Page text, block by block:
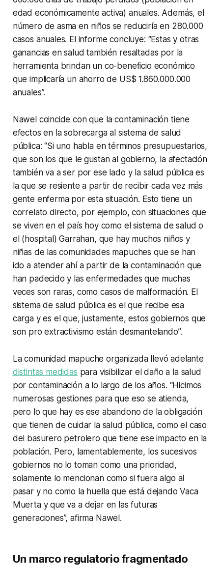
edad económicamente activa) anuales. Además, el
número de asma en niños se reduciría en 280.000
casos anuales. El informe concluye: “Estas y otras
ganancias en salud también resaltadas por la
herramienta brindan un co-beneficio económico
que implicaría un ahorro de US$ 1.860.000.000
anuales”.
Nawel coincide con que la contaminación tiene
efectos en la sobrecarga al sistema de salud
pública: “Si uno habla en términos presupuestarios,
que son los que le gustan al gobierno, la afectación
también va a ser por ese lado y la salud pública es
la que se resiente a partir de recibir cada vez más
gente enferma por esta situación. Esto tiene un
correlato directo, por ejemplo, con situaciones que
se viven en el país hoy como el sistema de salud o
el (hospital) Garrahan, que hay muchos niños y
niñas de las comunidades mapuches que se han
ido a atender ahí a partir de la contaminación que
han padecido y las enfermedades que muchas
veces son raras, como casos de malformación. El
sistema de salud pública es el que recibe esa
carga y es el que, justamente, estos gobiernos que
son pro extractivismo están desmantelando”.
La comunidad mapuche organizada llevó adelante
distintas medidas para visibilizar el daño a la salud
por contaminación a lo largo de los años. “Hicimos
numerosas gestiones para que eso se atienda,
pero lo que hay es ese abandono de la obligación
que tienen de cuidar la salud pública, como el caso
del basurero petrolero que tiene ese impacto en la
población. Pero, lamentablemente, los sucesivos
gobiernos no lo toman como una prioridad,
solamente lo mencionan como si fuera algo al
pasar y no como la huella que está dejando Vaca
Muerta y que va a dejar en las futuras
generaciones”, afirma Nawel.
Un marco regulatorio fragmentado